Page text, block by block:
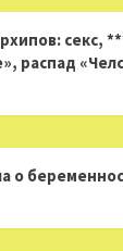
секс,
распад
о